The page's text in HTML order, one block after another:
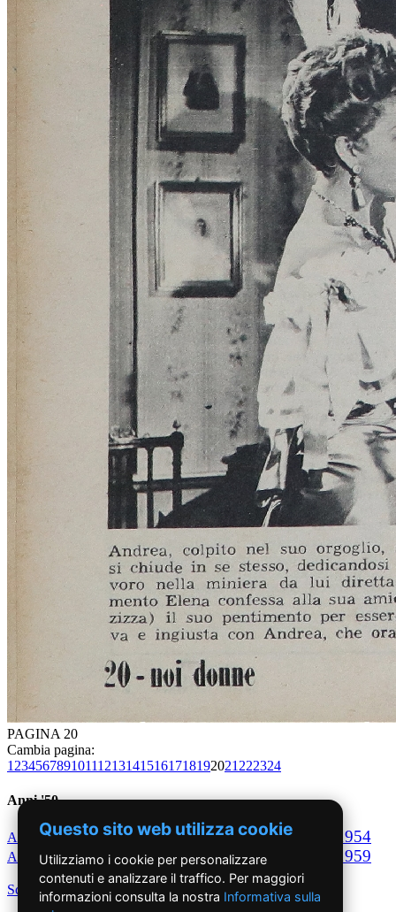
PAGINA 20
Cambia pagina:
1 23456789101112131415161718192021 222324
Anni '50
Anno1950Anno1951 Anno1952 Anno1953 1954
Anno 1955Anno1956 Anno1957Anno1958 1959
Scegli per decennio
Questo sito web utilizza cookie
Utilizziamo i cookie per personalizzare
contenuti e analizzare il traffico. Per maggiori
informazioni consulta la nostra Informativa sulla